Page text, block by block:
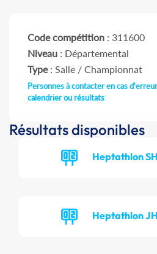
Code compétition : 311600
Niveau : Départemental
Type: Salle / Championnat
Personnes à contacter en cas
calendrier ou résultats
Résultats disponibles
Heptathlon
Heptathlon